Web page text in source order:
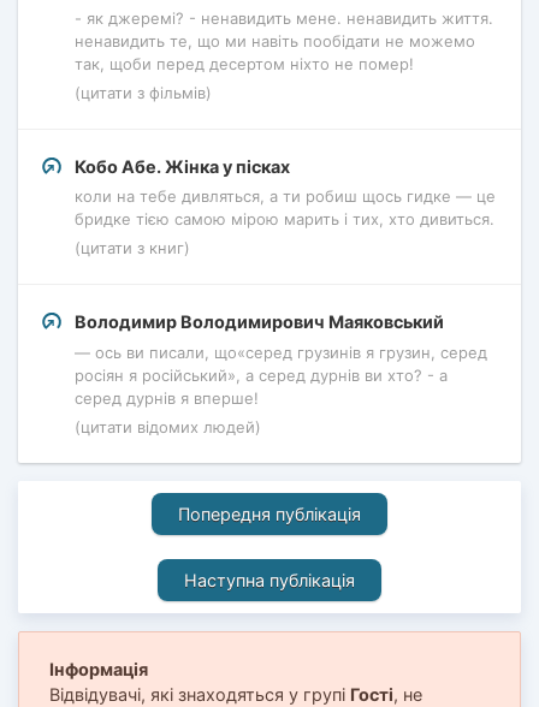
- як джеремі? - ненавидить мене. ненавидить життя.
ненавидить те, що ми навіть пообідати не можемо
так, щоби перед десертом ніхто не помер!
(цитати з фільмів)
Кобо Абе. Жінка у пісках
коли на тебе дивляться, а ти робиш щось гидке — це
бридке тією самою мірою марить і тих, хто дивиться.
(цитати з книг)
Володимир Володимирович Маяковський
— ось ви писали, що«серед грузинів я грузин, серед
росіян я російський», а серед дурнів ви хто? - а
серед дурнів я вперше!
(цитати відомих людей)
Попередня публікація
Наступна публікація
Інформація
Відвідувачі, які знаходяться у групі Гості, не